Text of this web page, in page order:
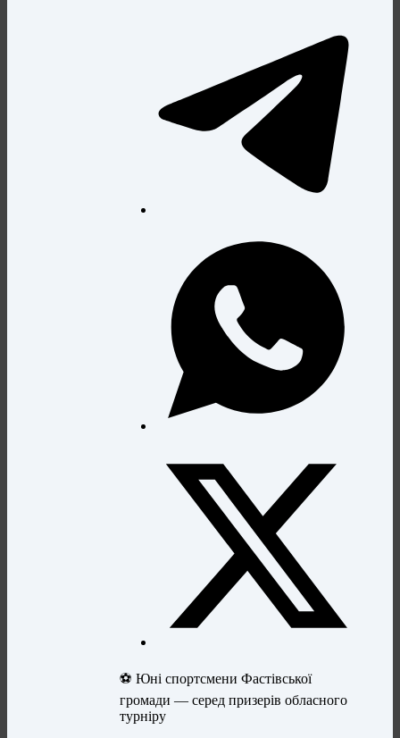
⚽ Юні спортсмени Фастівської
громади — серед призерів обласного
турніру